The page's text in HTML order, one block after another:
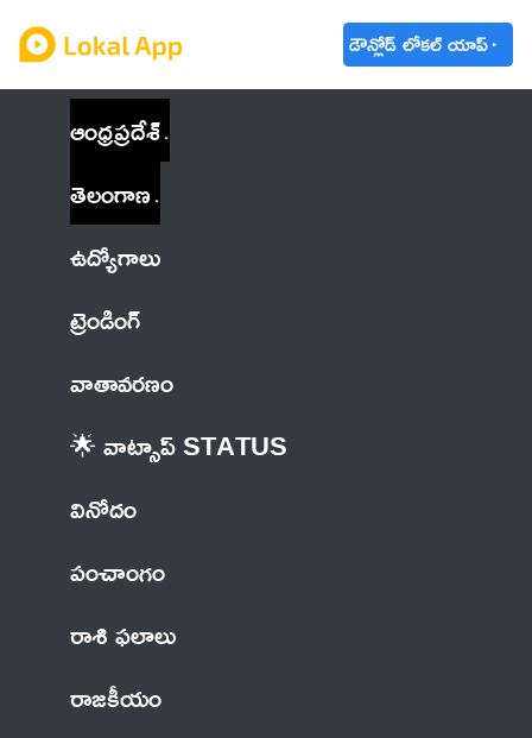
డౌన్లోడ్ లోకల్ యాప్
ఆంధ్రప్రదేశ్
తెలంగాణ
ఉద్యోగాలు
ట్రెండింగ్
వాతావరణం
🌟 వాట్సాప్ STATUS
వినోదం
పంచాంగం
రాశి ఫలాలు
రాజకీయం